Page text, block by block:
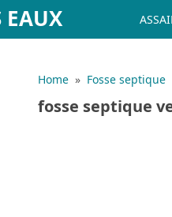
EAUX
Home » Fosse septique
fosse septique